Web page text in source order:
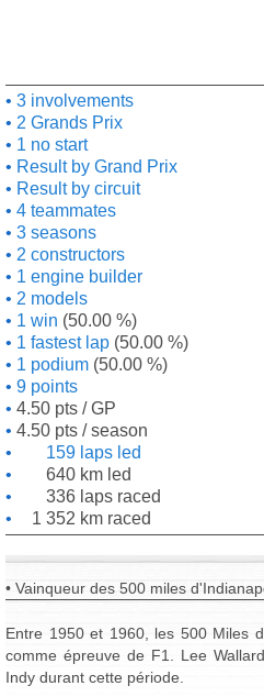
3 involvements
2 Grands Prix
1 no start
Result by Grand Prix
Result by circuit
4 teammates
3 seasons
2 constructors
1 engine builder
2 models
1 win (50.00 %)
1 fastest lap (50.00 %)
1 podium (50.00 %)
9 points
4.50 pts / GP
4.50 pts / season
159 laps led
640 km led
336 laps raced
1 352 km raced
• Vainqueur des 500 miles
Entre 1950 et 1960, les 500 Miles
comme épreuve de F1. Lee
Indy durant cette période.